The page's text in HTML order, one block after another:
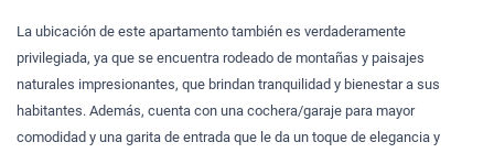
La ubicación de este apartamento también es verdaderamente
privilegiada, ya que se encuentra rodeado de montañas y paisajes
naturales impresionantes, que brindan tranquilidad y bienestar a sus
habitantes. Además, cuenta con una cochera/garaje para mayor
comodidad y una garita de entrada que le da un toque de elegancia y